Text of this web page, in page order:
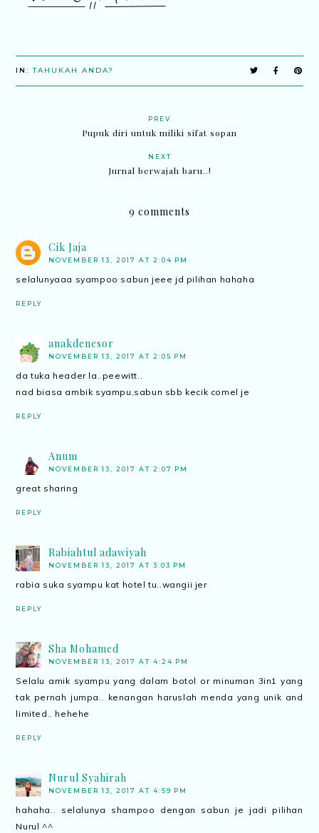
IN:TAHUKAH ANDA?
PREV
Pupuk diri untuk miliki sifat sopan
NEXT
Jurnal berwajah baru..!
9 comments
Cik Jaja
NOVEMBER 13, 2017 AT 2:04 PM
selalunyaaa syampoo sabun jeee jd pilihan hahaha
REPLY
anakdenesor
NOVEMBER 13, 2017 AT 2:05 PM
da tuka header la..peewitt..
nad biasa ambik syampu,sabun sbb kecik comel je
REPLY
Anum
NOVEMBER 13, 2017 AT 2:07 PM
great sharing
REPLY
Rabiahtul adawiyah
NOVEMBER 13, 2017 AT 3:03 PM
rabia suka syampu kat hotel tu..wangii jer
REPLY
Sha Mohamed
NOVEMBER 13, 2017 AT 4:24 PM
Selalu amik syampu yang dalam botol or minuman 3in1 yang
tak pernah jumpa.. kenangan haruslah menda yang unik and
limited.. hehehe
REPLY
Nurul Syahirah
NOVEMBER 13, 2017 AT 4:59 PM
hahaha.. selalunya shampoo dengan sabun je jadi pilihan
Nurul ^^